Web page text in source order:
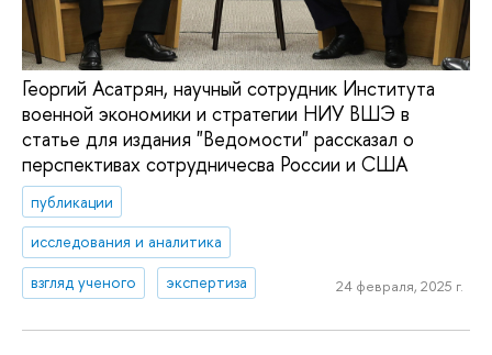
Георгий Асатрян, научный сотрудник Института
военной экономики и стратегии НИУ ВШЭ в
статье для издания "Ведомости" рассказал о
перспективах сотрудничесва России и США
публикации
исследования и аналитика
взгляд ученого
экспертиза 24 февраля, 2025 г.